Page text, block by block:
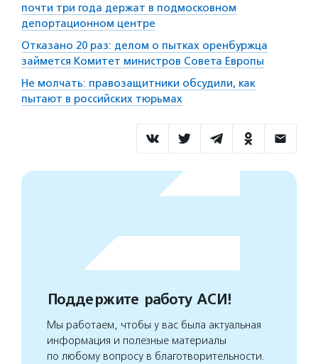
почти три года держат в подмосковном
депортационном центре
Отказано 20 раз: делом о пытках оренбуржца
займется Комитет министров Совета Европы
Не молчать: правозащитники обсудили, как
пытают в российских тюрьмах
Поддержите работу АСИ!
Мы работаем, чтобы у вас была актуальная
информация и полезные материалы
по любому вопросу в благотворительности.